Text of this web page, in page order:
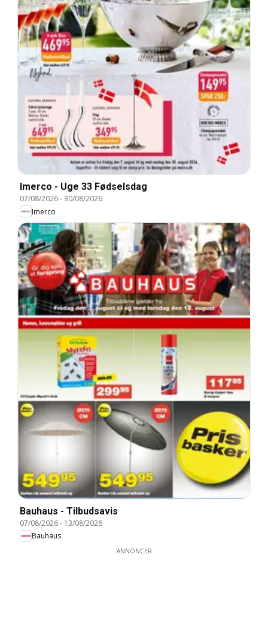
Imerco - Uge 33 Fødselsdag
07/08/2026-30/08/2026
Imerco
Bauhaus - Tilbudsavis
07/08/2026- 13/08/2026
Bauhaus
ANNONCER